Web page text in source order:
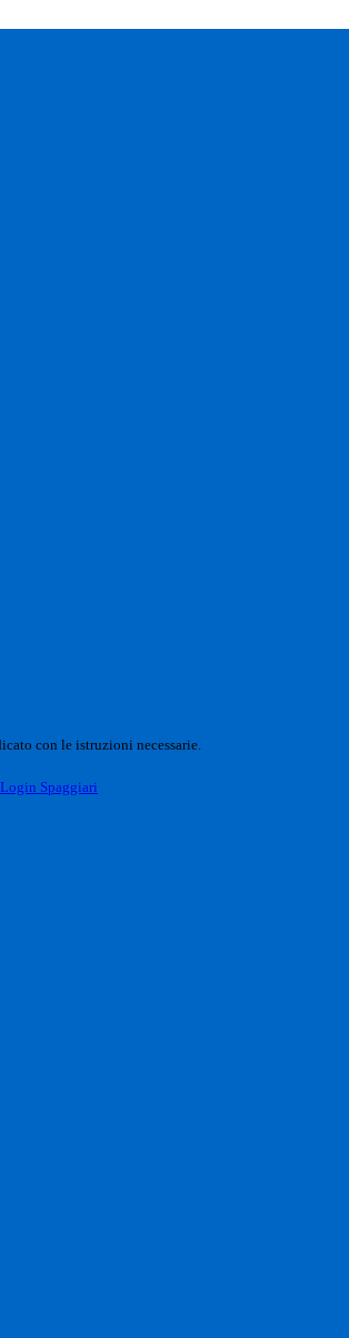
con le istruzioni necessarie.
Login Spaggiari